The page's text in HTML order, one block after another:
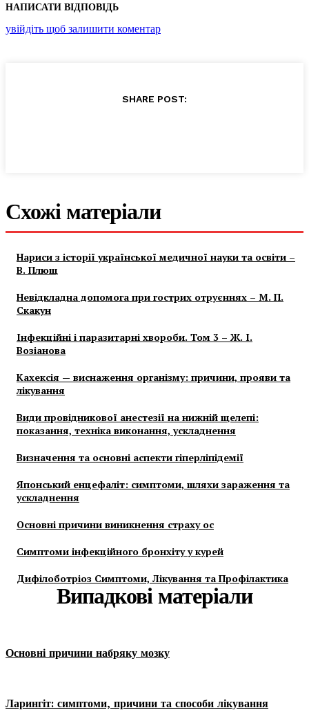
НАПИСАТИ ВІДПОВІДЬ
увійдіть щоб залишити коментар
SHARE POST:
Схожі матеріали
Нариси з історії української медичної науки та освіти –
В. Плющ
Невідкладна допомога при гострих отруєннях – М. П.
Скакун
Інфекційні і паразитарні хвороби. Том 3 – Ж. І.
Возіанова
Кахексія — виснаження організму: причини, прояви та
лікування
Види провідникової анестезії на нижній щелепі:
показання, техніка виконання, ускладнення
Визначення та основні аспекти гіперліпідемії
Японський енцефаліт: симптоми, шляхи зараження та
ускладнення
Основні причини виникнення страху ос
Симптоми інфекційного бронхіту у курей
Дифілоботріоз Симптоми, Лікування та Профілактика
Випадкові матеріали
Основні причини набряку мозку
Ларингіт: симптоми, причини та способи лікування